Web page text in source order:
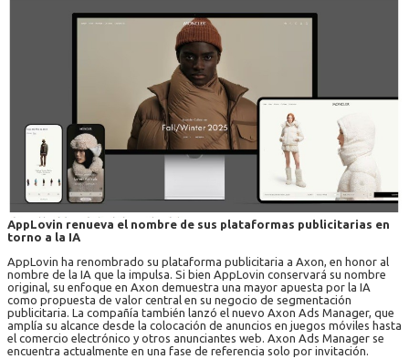
AppLovin renueva el nombre de sus plataformas publicitarias en
torno a la IA
AppLovin ha renombrado su plataforma publicitaria a Axon, en honor al
nombre de la IA que la impulsa. Si bien AppLovin conservará su nombre
original, su enfoque en Axon demuestra una mayor apuesta por la IA
como propuesta de valor central en su negocio de segmentación
publicitaria. La compañía también lanzó el nuevo Axon Ads Manager, que
amplía su alcance desde la colocación de anuncios en juegos móviles hasta
el comercio electrónico y otros anunciantes web. Axon Ads Manager se
encuentra actualmente en una fase de referencia solo por invitación.